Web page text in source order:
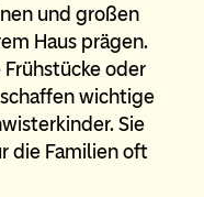
und großen
Haus prägen.
oder
wichtige
Sie
die Familien oft